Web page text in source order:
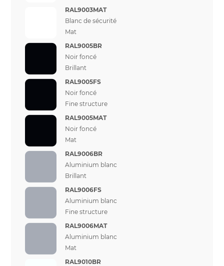
RAL9003MAT
Blanc de sécurité
Mat
RAL9005BR
Noir foncé
Brillant
RAL9005FS
Noir foncé
Fine structure
RAL9005MAT
Noir foncé
Mat
RAL9006BR
Aluminium blanc
Brillant
RAL9006FS
Aluminium blanc
Fine structure
RAL9006MAT
Aluminium blanc
Mat
RAL9010BR